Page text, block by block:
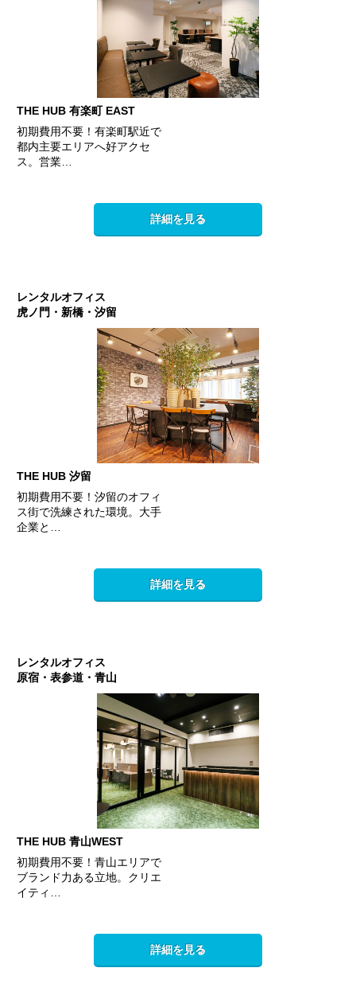
THE HUB 有楽町 EAST
初期費用不要！有楽町駅近で
都内主要エリアへ好アクセ
ス。営業…
詳細を見る
レンタルオフィス
虎ノ門・新橋・汐留
THE HUB 汐留
初期費用不要！汐留のオフィ
ス街で洗練された環境。大手
企業と…
詳細を見る
レンタルオフィス
原宿・表参道・青山
THE HUB 青山WEST
初期費用不要！青山エリアで
ブランド力ある立地。クリエ
イティ…
詳細を見る